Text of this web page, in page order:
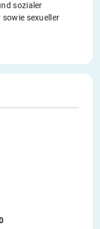
sozialer
sexueller